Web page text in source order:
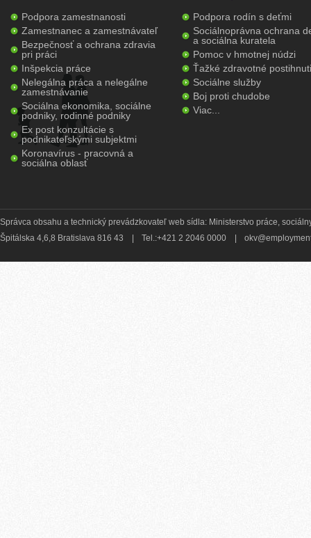
Podpora zamestnanosti
Zamestnanec a zamestnávateľ
Bezpečnosť a ochrana zdravia
pri práci
Inšpekcia práce
Nelegálna práca a nelegálne
zamestnávanie
Sociálna ekonomika, sociálne
podniky, rodinné podniky
Ex post konzultácie s
podnikateľskými subjektmi
Koronavírus - pracovná a
sociálna oblasť
Podpora rodín s deťmi
Sociálnoprávna ochrana
a sociálna kuratela
Pomoc v hmotnej núdzi
Ťažké zdravotné
Sociálne služby
Boj proti chudobe
Viac...
Správca obsahu a technický prevádzkovateľ web sídla: Ministerstvo práce,
Špitálska 4,6,8 Bratislava 816 43
Tel.:+421 2 2046 0000